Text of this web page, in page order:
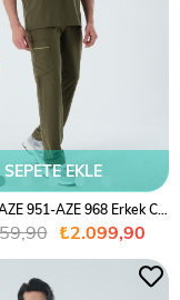
SEPETE EKLE
₺2.099,90